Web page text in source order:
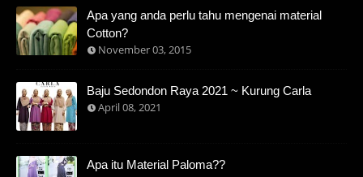
Apa yang anda perlu tahu mengenai material
Cotton?
November 03, 2015
Baju Sedondon Raya 2021 ~ Kurung Carla
April 08, 2021
Apa itu Material Paloma??